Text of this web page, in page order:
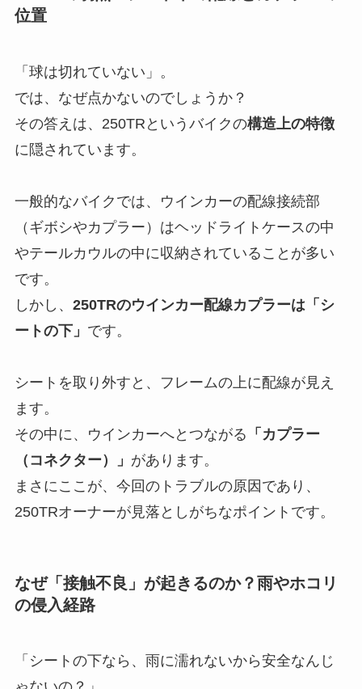
位置
「球は切れていない」。
では、なぜ点かないのでしょうか？
その答えは、250TRというバイクの構造上の特徴
に隠されています。
一般的なバイクでは、ウインカーの配線接続部
（ギボシやカプラー）はヘッドライトケースの中
やテールカウルの中に収納されていることが多い
です。
しかし、 250TRのウインカー配線カプラーは「シ
ートの下」 です。
シートを取り外すと、フレームの上に配線が見え
ます。
その中に、ウインカーへとつながる 「カプラー
（コネクター）」 があります。
まさにここが、今回のトラブルの原因であり、
250TRオーナーが見落としがちなポイントです。
なぜ「接触不良」が起きるのか？雨やホコリ
の侵入経路
「シートの下なら、雨に濡れないから安全なんじ